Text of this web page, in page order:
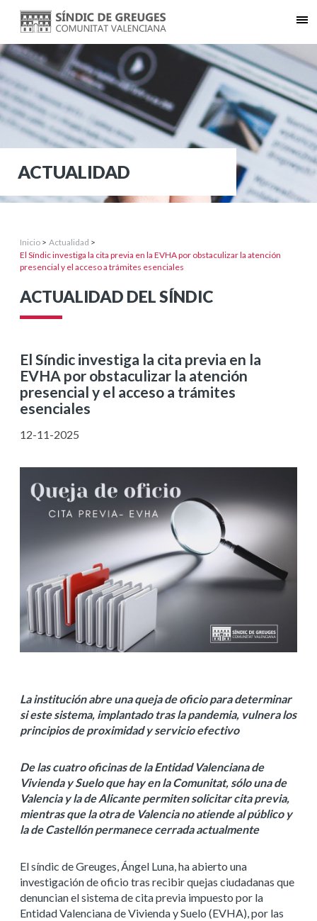
ACTUALIDAD
Inicio > Actualidad >
El Síndic investiga la cita previa en la EVHA por obstaculizar la atención
presencial y el acceso a trámites esenciales
ACTUALIDAD DEL SÍNDIC
El Síndic investiga la cita previa en la
EVHA por obstaculizar la atención
presencial y el acceso a trámites
esenciales
12-11-2025
La institución abre una queja de oficio para determinar
si este sistema, implantado tras la pandemia, vulnera los
principios de proximidad y servicio efectivo
De las cuatro oficinas de la Entidad Valenciana de
Vivienda y Suelo que hay en la Comunitat, sólo una de
Valencia y la de Alicante permiten solicitar cita previa,
mientras que la otra de Valencia no atiende al público y
la de Castellón permanece cerrada actualmente
El síndic de Greuges, Ángel Luna, ha abierto una
investigación de oficio tras recibir quejas ciudadanas que
denuncian el sistema de cita previa impuesto por la
Entidad Valenciana de Vivienda y Suelo (EVHA), por las